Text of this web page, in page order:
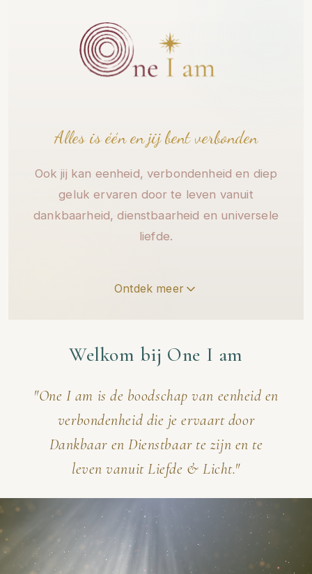
Alles is één en jij bent verbonden
Ook jij kan eenheid, verbondenheid en diep
geluk ervaren door te leven vanuit
dankbaarheid, dienstbaarheid en universele
liefde.
Ontdek meer
Welkom bij One I am
"One I am is de boodschap van eenheid en
verbondenheid die je ervaart door
Dankbaar en Dienstbaar te zijn en te
leven vanuit Liefde & Licht."